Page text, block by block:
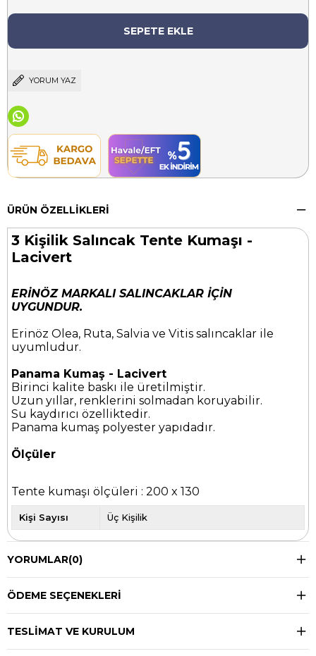
YORUM YAZ
ÜRÜN ÖZELLIKLERI
3 Kişilik Salıncak Tente Kumaşı -
Lacivert
ERİNÖZ MARKALI SALINCAKLAR İÇİN
UYGUNDUR.
Erinöz Olea, Ruta, Salvia ve Vitis salıncaklar ile
uyumludur.
Panama Kumaş - Lacivert
Birinci kalite baskı ile üretilmiştir.
Uzun yıllar, renklerini solmadan koruyabilir.
Su kaydırıcı özelliktedir.
Panama kumaş polyester yapıdadır.
Ölçüler
Tente kumaşı ölçüleri : 200 x 130
Kişi Sayısı Üç Kişilik
YORUMLAR(0)
ÖDEME SEÇENEKLERI
TESLIMAT VE KURULUM